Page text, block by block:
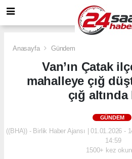
Anasayfa Gündem
Van’ın Çatak
mahalleye çığ
çığ altında
GÜNDEM
((BHA)) - Birlik Haber Ajansı | 01.01.2026 -
14:59
1500+ kez